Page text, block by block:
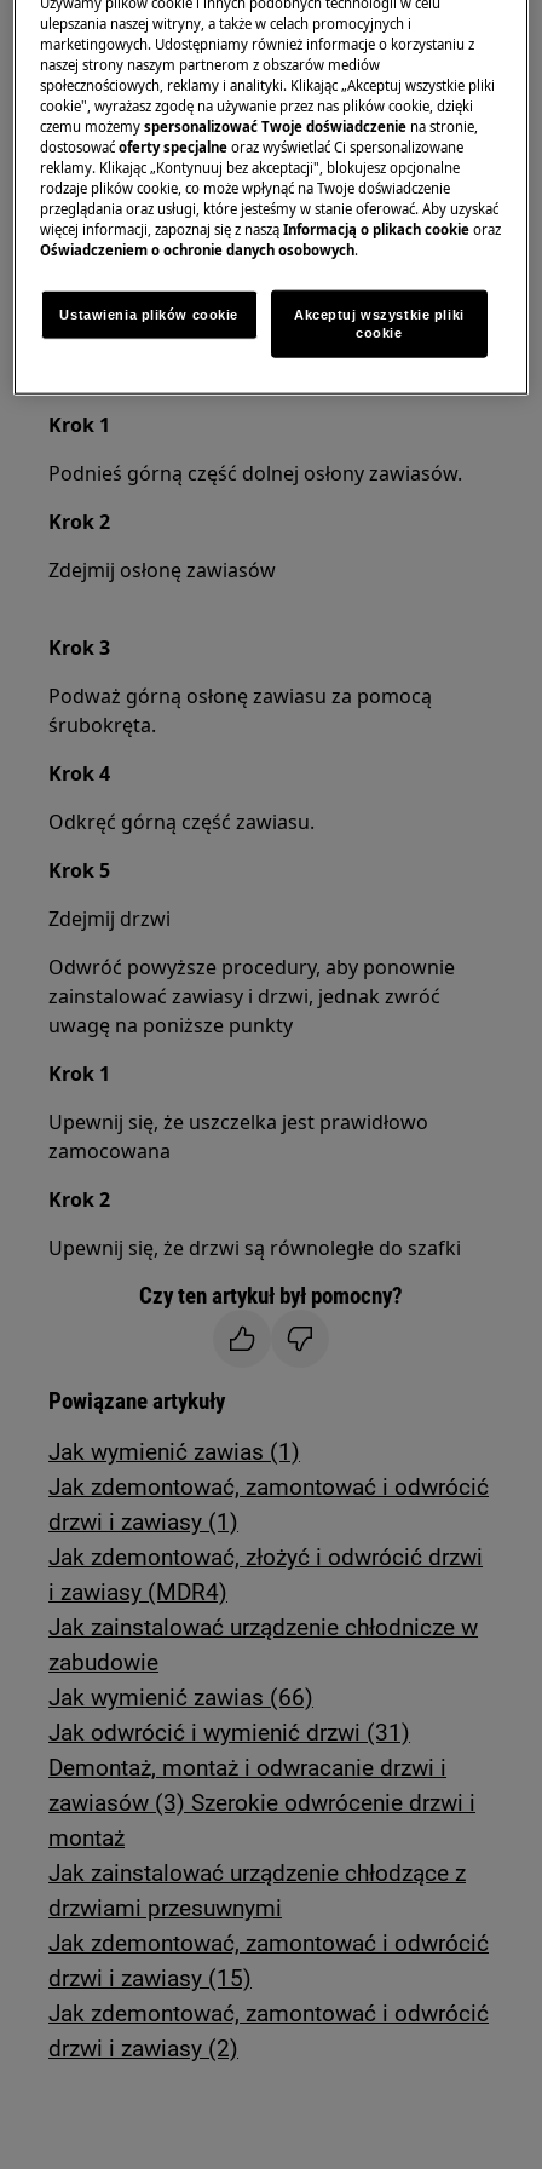
Należy pamiętać, że samodzielna naprawa lub
naprawa nieprofesjonalna może mieć konsekwencje
dla bezpieczeństwa, jeśli nie zostanie wykonana
prawidłowo
Jak zmienić zawiasy
PRZYBORY:
Śrubokręt krzyżakowy 6 × 300
Krok 1
Podnieś górną część dolnej osłony zawiasów.
Krok 2
Zdejmij osłonę zawiasów
Krok 3
Podważ górną osłonę zawiasu za pomocą
śrubokręta.
Krok 4
Odkręć górną część zawiasu.
Krok 5
Zdejmij drzwi
Odwróć powyższe procedury, aby ponownie
zainstalować zawiasy i drzwi, jednak zwróć
uwagę na poniższe punkty
Krok 1
Upewnij się, że uszczelka jest prawidłowo
zamocowana
Krok 2
Upewnij się, że drzwi są równoległe do szafki
Czy ten artykuł był pomocny?
Powiązane artykuły
Jak wymienić zawias (1)
Jak zdemontować, zamontować i odwrócić
drzwi i zawiasy (1)
Jak zdemontować, złożyć i odwrócić drzwi
i zawiasy (MDR4)
Jak zainstalować urządzenie chłodnicze w
zabudowie
Jak wymienić zawias (66)
Jak odwrócić i wymienić drzwi (31)
Demontaż, montaż i odwracanie drzwi i
zawiasów (3) Szerokie odwrócenie drzwi i
montaż
Jak zainstalować urządzenie chłodzące z
drzwiami przesuwnymi
Jak zdemontować, zamontować i odwrócić
drzwi i zawiasy (15)
Jak zdemontować, zamontować i odwrócić
drzwi i zawiasy (2)
ulepszania naszej witryny, a także w celach promocyjnych i
marketingowych. Udostępniamy również informacje o korzystaniu z
naszej strony naszym partnerom z obszarów mediów
społecznościowych, reklamy i analityki. Klikając „Akceptuj wszystkie pliki
cookie", wyrażasz zgodę na używanie przez nas plików cookie, dzięki
czemu możemyspersonalizować Twoje doświadczenie na stronie,
dostosowaćoferty specjalne oraz wyświetlać Ci spersonalizowane
reklamy. Klikając „Kontynuuj bez akceptacji", blokujesz opcjonalne
rodzaje plików cookie, co może wpłynąć na Twoje doświadczenie
przeglądania oraz usługi, które jesteśmy w stanie oferować. Aby uzyskać
więcej informacji, zapoznaj się z nasząInformacją o plikach cookie oraz
Oświadczeniem o ochronie danych osobowych.
Ustawienia plików cookie
Akceptuj wszystkie pliki
cookie